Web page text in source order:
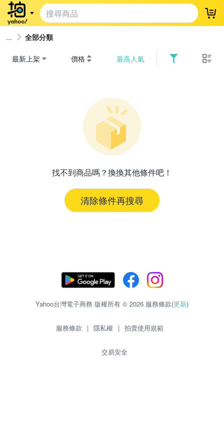
登
全部分類
最新上架 價格 最高人氣
找不到商品嗎？換換其他條件吧！
清除條件再搜尋
Yahoo台灣電子商務 版權所有 © 2026 服務條款(更新)
服務條款 | 隱私權 | 拍賣使用規範
交易安全